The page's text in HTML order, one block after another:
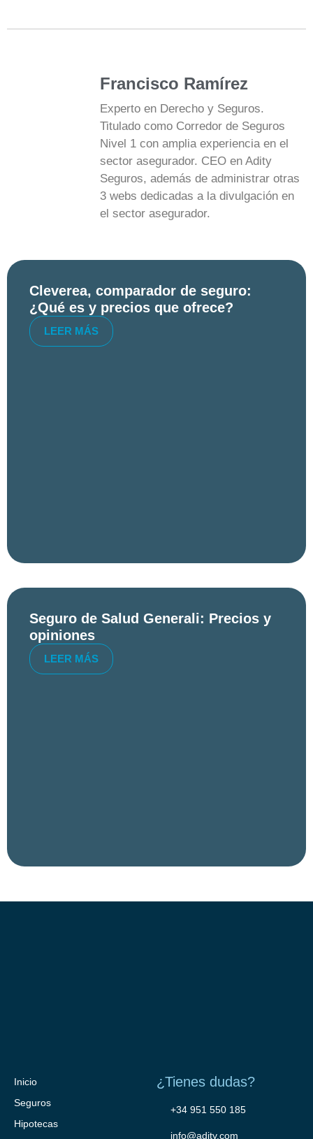
Francisco Ramírez
Experto en Derecho y Seguros.
Titulado como Corredor de Seguros
Nivel 1 con amplia experiencia en el
sector asegurador. CEO en Adity
Seguros, además de administrar otras
3 webs dedicadas a la divulgación en
el sector asegurador.
Cleverea, comparador de seguro:
¿Qué es y precios que ofrece?
LEER MÁS
Seguro de Salud Generali: Precios y
opiniones
LEER MÁS
Inicio
Seguros
Hipotecas
¿Tienes dudas?
+34 951 550 185
info@adity.com